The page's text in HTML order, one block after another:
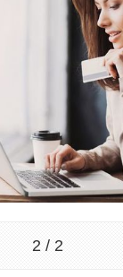
2 / 2